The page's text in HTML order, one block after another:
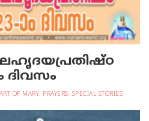
ദിവസം
OF MARY, PRAYERS, SPECIAL STORIES